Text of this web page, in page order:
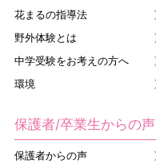
花まるの指導法
野外体験とは
中学受験をお考えの方へ
環境
保護者/卒業生からの声
保護者からの声